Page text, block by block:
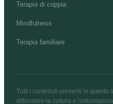
Terapia di coppia
Mindfulness
Terapia familiare
Tutti i contenuti presenti in questo
diffondere la cultura e